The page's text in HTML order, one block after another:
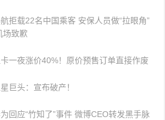
拒载22名中国乘客 安保人员做“拉眼角”
场致歉
卡一夜涨价40%！原价预售订单直接作废
巨头：宣布破产！
回应“竹知了”事件 微博CEO转发黑手脉